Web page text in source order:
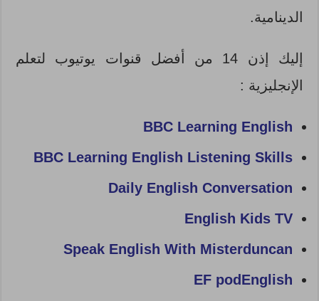
الدينامية.
إليك إذن 14 من أفضل قنوات يوتيوب لتعلم
الإنجليزية :
BBC Learning English
BBC Learning English Listening Skills
Daily English Conversation
English Kids TV
Speak English With Misterduncan
EF podEnglish